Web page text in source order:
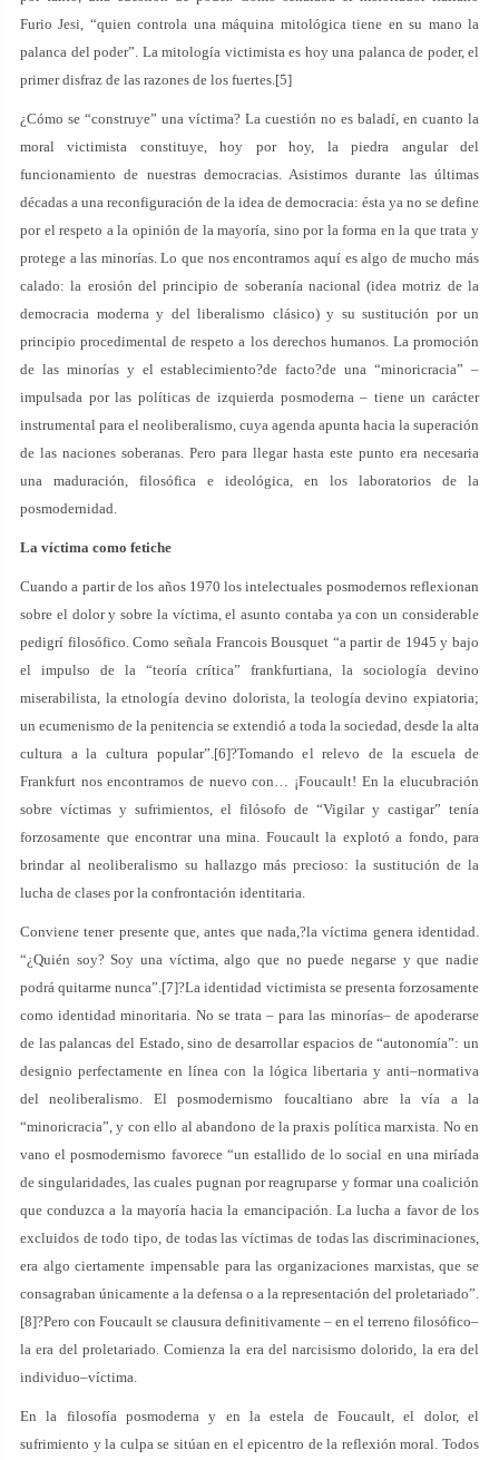
Furio Jesi, “quien controla una máquina mitológica tiene en su mano la
palanca del poder”. La mitología victimista es hoy una palanca de poder, el
primer disfraz de las razones de los fuertes.[5]
¿Cómo se “construye” una víctima? La cuestión no es baladí, en cuanto la
moral victimista constituye, hoy por hoy, la piedra angular del
funcionamiento de nuestras democracias. Asistimos durante las últimas
décadas a una reconfiguración de la idea de democracia: ésta ya no se define
por el respeto a la opinión de la mayoría, sino por la forma en la que trata y
protege a las minorías. Lo que nos encontramos aquí es algo de mucho más
calado: la erosión del principio de soberanía nacional (idea motriz de la
democracia moderna y del liberalismo clásico) y su sustitución por un
principio procedimental de respeto a los derechos humanos. La promoción
de las minorías y el establecimiento?de facto?de una “minoricracia” –
impulsada por las políticas de izquierda posmoderna – tiene un carácter
instrumental para el neoliberalismo, cuya agenda apunta hacia la superación
de las naciones soberanas. Pero para llegar hasta este punto era necesaria
una maduración, filosófica e ideológica, en los laboratorios de la
posmodernidad.
La víctima como fetiche
Cuando a partir de los años 1970 los intelectuales posmodernos reflexionan
sobre el dolor y sobre la víctima, el asunto contaba ya con un considerable
pedigrí filosófico. Como señala Francois Bousquet “a partir de 1945 y bajo
el impulso de la “teoría crítica” frankfurtiana, la sociología devino
miserabilista, la etnología devino dolorista, la teología devino expiatoria;
un ecumenismo de la penitencia se extendió a toda la sociedad, desde la alta
cultura a la cultura popular”.[6]?Tomando el relevo de la escuela de
Frankfurt nos encontramos de nuevo con… ¡Foucault! En la elucubración
sobre víctimas y sufrimientos, el filósofo de “Vigilar y castigar” tenía
forzosamente que encontrar una mina. Foucault la explotó a fondo, para
brindar al neoliberalismo su hallazgo más precioso: la sustitución de la
lucha de clases por la confrontación identitaria.
Conviene tener presente que, antes que nada,?la víctima genera identidad.
“¿Quién soy? Soy una víctima, algo que no puede negarse y que nadie
podrá quitarme nunca”.[7]?La identidad victimista se presenta forzosamente
como identidad minoritaria. No se trata – para las minorías– de apoderarse
de las palancas del Estado, sino de desarrollar espacios de “autonomía”: un
designio perfectamente en línea con la lógica libertaria y anti–normativa
del neoliberalismo. El posmodernismo foucaltiano abre la vía a la
“minoricracia”, y con ello al abandono de la praxis política marxista. No en
vano el posmodernismo favorece “un estallido de lo social en una miríada
de singularidades, las cuales pugnan por reagruparse y formar una coalición
que conduzca a la mayoría hacia la emancipación. La lucha a favor de los
excluidos de todo tipo, de todas las víctimas de todas las discriminaciones,
era algo ciertamente impensable para las organizaciones marxistas, que se
consagraban únicamente a la defensa o a la representación del proletariado”.
[8]?Pero con Foucault se clausura definitivamente – en el terreno filosófico–
la era del proletariado. Comienza la era del narcisismo dolorido, la era del
individuo–víctima.
En la filosofía posmoderna y en la estela de Foucault, el dolor, el
sufrimiento y la culpa se sitúan en el epicentro de la reflexión moral. Todos